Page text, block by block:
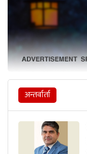
अन्तर्वार्ता